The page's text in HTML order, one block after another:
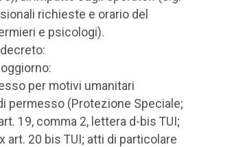
richieste e orario del
e psicologi).
per motivi umanitari
permesso (Protezione Speciale;
19, comma 2, lettera d-bis TUI;
art. 20 bis TUI; atti di particolare